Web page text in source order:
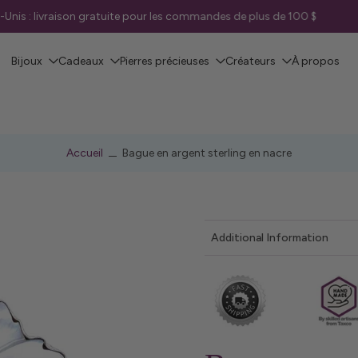
pour les commandes de plus de 100 $
Bijoux Cadeaux Pierres précieuses Créateurs À propos
Accueil Bague en argent sterling en nacre
Additional Information